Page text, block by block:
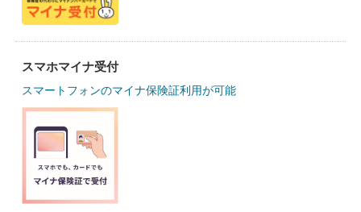
スマホマイナ受付
スマートフォンのマイナ保険証利用が可能